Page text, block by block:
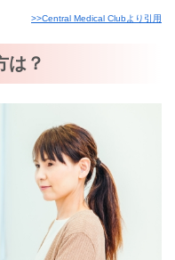
>>Central Medical Clubより引用
は？